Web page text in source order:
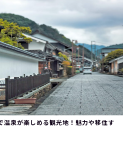
温泉が楽しめる観光地！魅力や移住す